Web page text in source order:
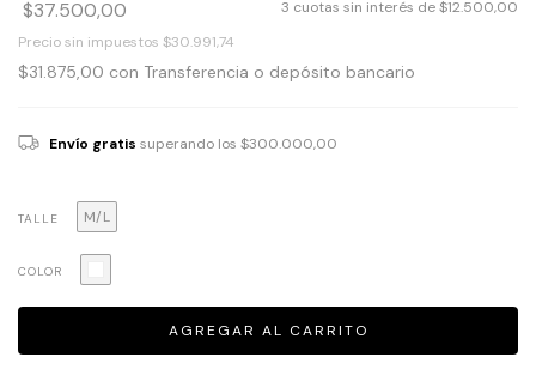
$37.500,00 3 cuotas sin interés de$12.500,00
Precio sin impuestos $30.991,74
$31.875,00 con Transferencia o depósito bancario
Envío gratis superando los $300.000,00
TALLE M/L
COLOR